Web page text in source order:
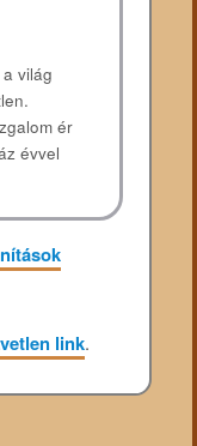
világ
ér
évvel
link.